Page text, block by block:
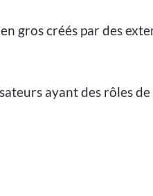
gros créés par des
ayant des rôles de